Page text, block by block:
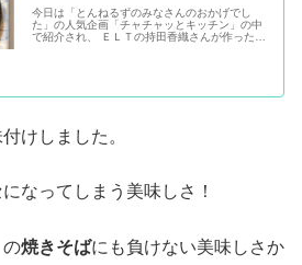
今日は「とんねるずのみなさんのおかげでし
た」の人気企画「チャチャッとキッチン」の中
で紹介され、 ＥＬＴの持田香織さんが作った
るレシピばかりです。
けしました。
なってしまう美味しさ！
の焼きそばにも負けない美味しさか